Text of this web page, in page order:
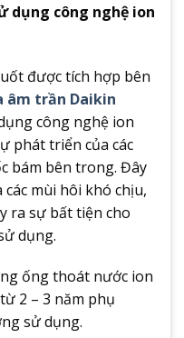
dụng công nghệ ion
được tích hợp bên
âm trần Daikin
công nghệ ion
phát triển của các
bám bên trong. Đây
mùi hôi khó chịu,
ra sự bất tiện cho
dụng.
ống thoát nước ion
2 – 3 năm phụ
sử dụng.